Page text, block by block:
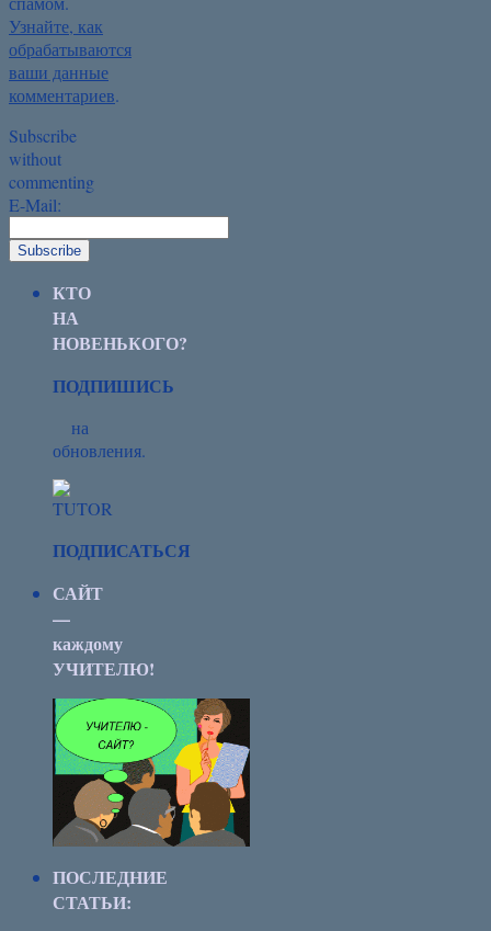
Узнайте, как
обрабатываются
ваши данные
комментариев.
Subscribe
without
commenting
E-Mail:
КТО
НА
НОВЕНЬКОГО?
ПОДПИШИСЬ
на
обновления.
ПОДПИСАТЬСЯ
САЙТ
—
каждому
УЧИТЕЛЮ!
ПОСЛЕДНИЕ
СТАТЬИ: